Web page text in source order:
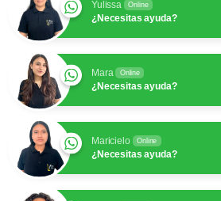
Yulissa Online
¿Necesitas ayuda?
Mara Online
¿Necesitas ayuda?
Maricielo Online
¿Necesitas ayuda?